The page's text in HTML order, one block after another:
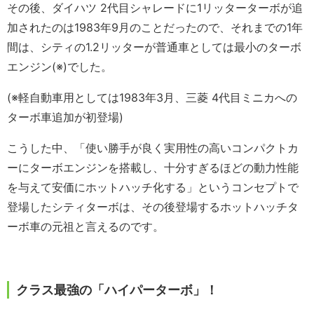
その後、ダイハツ 2代目シャレードに1リッターターボが追
加されたのは1983年9月のことだったので、それまでの1年
間は、シティの1.2リッターが普通車としては最小のターボ
エンジン(※)でした。
(※軽自動車用としては1983年3月、三菱 4代目ミニカへの
ターボ車追加が初登場)
こうした中、「使い勝手が良く実用性の高いコンパクトカ
ーにターボエンジンを搭載し、十分すぎるほどの動力性能
を与えて安価にホットハッチ化する」というコンセプトで
登場したシティターボは、その後登場するホットハッチタ
ーボ車の元祖と言えるのです。
クラス最強の「ハイパーターボ」！